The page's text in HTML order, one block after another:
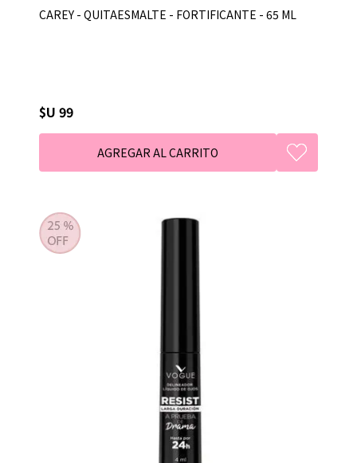
CAREY - QUITAESMALTE - FORTIFICANTE - 65 ML
$U 99